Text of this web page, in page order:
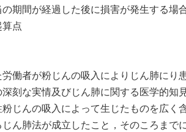
期間が経過した後に損害が発生する場
点
働者が粉じんの吸入によりじん肺にり
刻な実情及びじん肺に関する医学的知
じんの吸入によって生じたものを広く
ん肺法が成立したこと，そのころまで